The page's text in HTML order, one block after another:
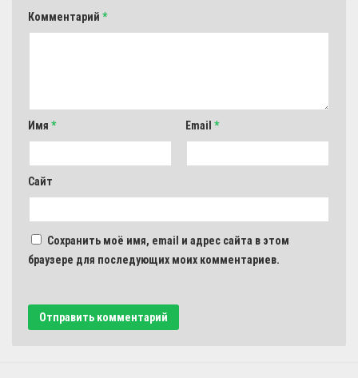
Комментарий *
Имя * Email *
Сайт
Сохранить моё имя, email и адрес сайта в этом
браузере для последующих моих комментариев.